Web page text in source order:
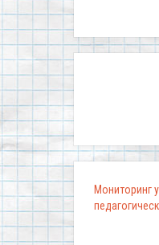
Мониторинг